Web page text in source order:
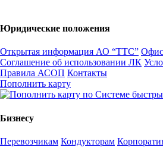
Юридические положения
Открытая информация АО “ТТС”
Соглашение об использовании ЛК
Правила АСОП Контакты
Пополнить карту
Бизнесу
Перевозчикам Кондукторам